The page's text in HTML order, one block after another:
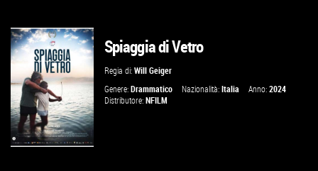
GUARDA IL TRAILER
TROVA IL CINEMA
VAI ALLA SCHEDA
Spiaggia di Vetro
Regia di:Will Geiger
Genere:Drammatico Nazionalità:Italia Anno:2024
Distributore:NFILM